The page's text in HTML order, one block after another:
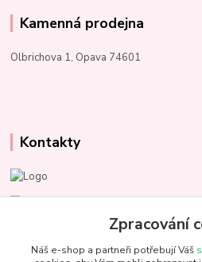
Kamenná prodejna
Olbrichova 1, Opava 74601
Kontakty
Marcela Kupková
+420 731 153 484
info@unezbednychklubicek.cz
Zpracování
Náš e-shop a partneři potřebují Váš